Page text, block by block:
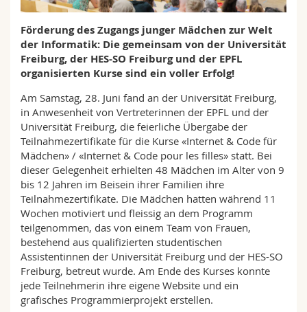
Math.-Nat. und Med. Fak.
Interfakultär
Mitarbeitende
Doktorierende
Webmail
Vorlesungsverzeichnis
Förderung des Zugangs junger Mädchen zur Welt
der Informatik: Die gemeinsam von der Universität
Freiburg, der HES-SO Freiburg und der EPFL
organisierten Kurse sind ein voller Erfolg!
Am Samstag, 28. Juni fand an der Universität Freiburg,
in Anwesenheit von Vertreterinnen der EPFL und der
Universität Freiburg, die feierliche Übergabe der
Teilnahmezertifikate für die Kurse «Internet & Code für
Mädchen» / «Internet & Code pour les filles» statt. Bei
dieser Gelegenheit erhielten 48 Mädchen im Alter von 9
bis 12 Jahren im Beisein ihrer Familien ihre
Teilnahmezertifikate. Die Mädchen hatten während 11
Wochen motiviert und fleissig an dem Programm
teilgenommen, das von einem Team von Frauen,
bestehend aus qualifizierten studentischen
Assistentinnen der Universität Freiburg und der HES-SO
Freiburg, betreut wurde. Am Ende des Kurses konnte
jede Teilnehmerin ihre eigene Website und ein
grafisches Programmierprojekt erstellen.